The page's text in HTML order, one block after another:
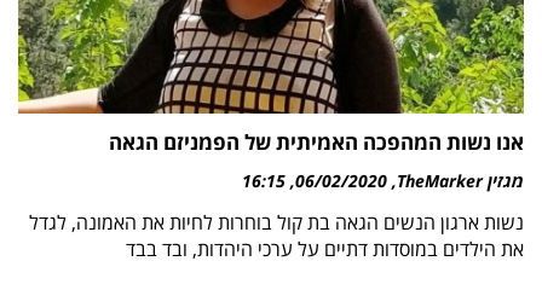
אנו נשות המהפכה האמיתית של הפמניזם הגאה
מגזין TheMarker 06/02/2020
16:15
נשות ארגון הנשים הגאה בת קול בוחרות לחיות את האמונה, לגדל
את הילדים במוסדות דתיים על ערכי היהדות, ובד בבד